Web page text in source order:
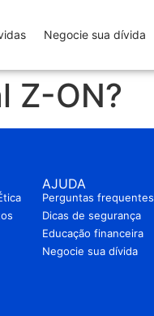
Negocie sua dívida
Z-ON?
AJUDA
Perguntas frequentes
Dicas de segurança
Educação financeira
Negocie sua dívida